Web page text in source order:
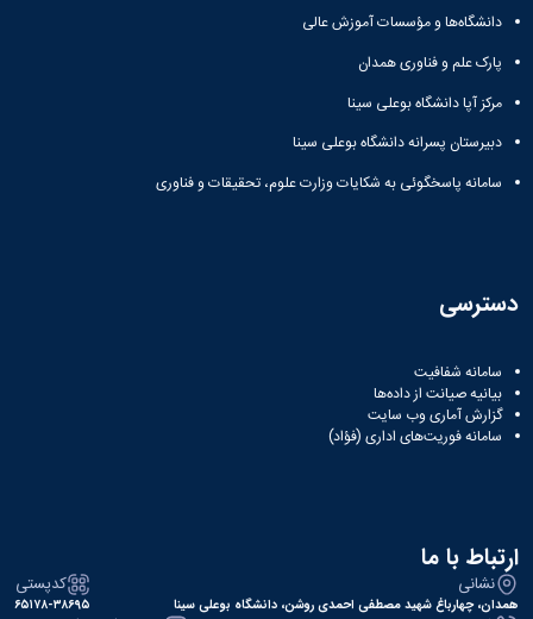
دانشگاه‌ها و مؤسسات آموزش عالی
پارک علم و فناوری همدان
مرکز آپا دانشگاه بوعلی سینا
دبیرستان پسرانه دانشگاه بوعلی سینا
سامانه پاسخگوئی به شکایات وزارت علوم، تحقیقات و فناوری
دسترسی
سامانه شفافیت
بیانیه صیانت از داده‌ها
گزارش آماری وب‌ سایت
سامانه فوریت‌های اداری (فؤاد)
ارتباط با ما
نشانی
همدان، چهارباغ شهید مصطفی احمدی روشن، دانشگاه بوعلی سینا
کدپستی
۶۵۱۷۸-۳۸۶۹۵